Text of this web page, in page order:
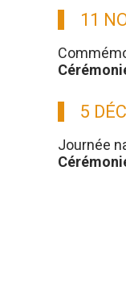
11
5
Journée